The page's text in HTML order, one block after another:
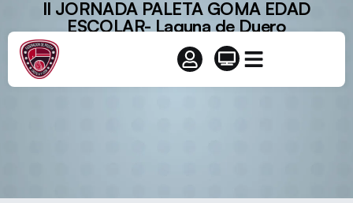
II JORNADA PALETA GOMA EDAD
ESCOLAR- Laguna de Duero